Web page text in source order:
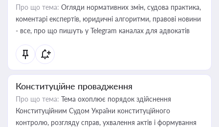
Про що тема: Огляди нормативних змін, судова практика,
коментарі експертів, юридичні алгоритми, правові новини
- все, про що пишуть у Telegram каналах для адвокатів
Конституційне провадження
Про що тема: Тема охоплює порядок здійснення
Конституційним Судом України конституційного
контролю, розгляду справ, ухвалення актів і формування